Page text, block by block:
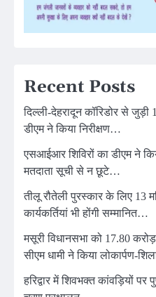
Recent Posts
दिल्ली-देहरादून कॉरिडोर से जुड़ी
डीएम ने किया निरीक्षण…
एसआईआर शिविरों का डीएम ने
मतदाता सूची से न छूटे…
तीलू रौतेली पुरस्कार के लिए 13
कार्यकर्तियां भी होंगी सम्मानित…
मसूरी विधानसभा को 17.80
सीएम धामी ने किया लोकार्पण-
हरिद्वार में शिवभक्त कांवड़ियों पर